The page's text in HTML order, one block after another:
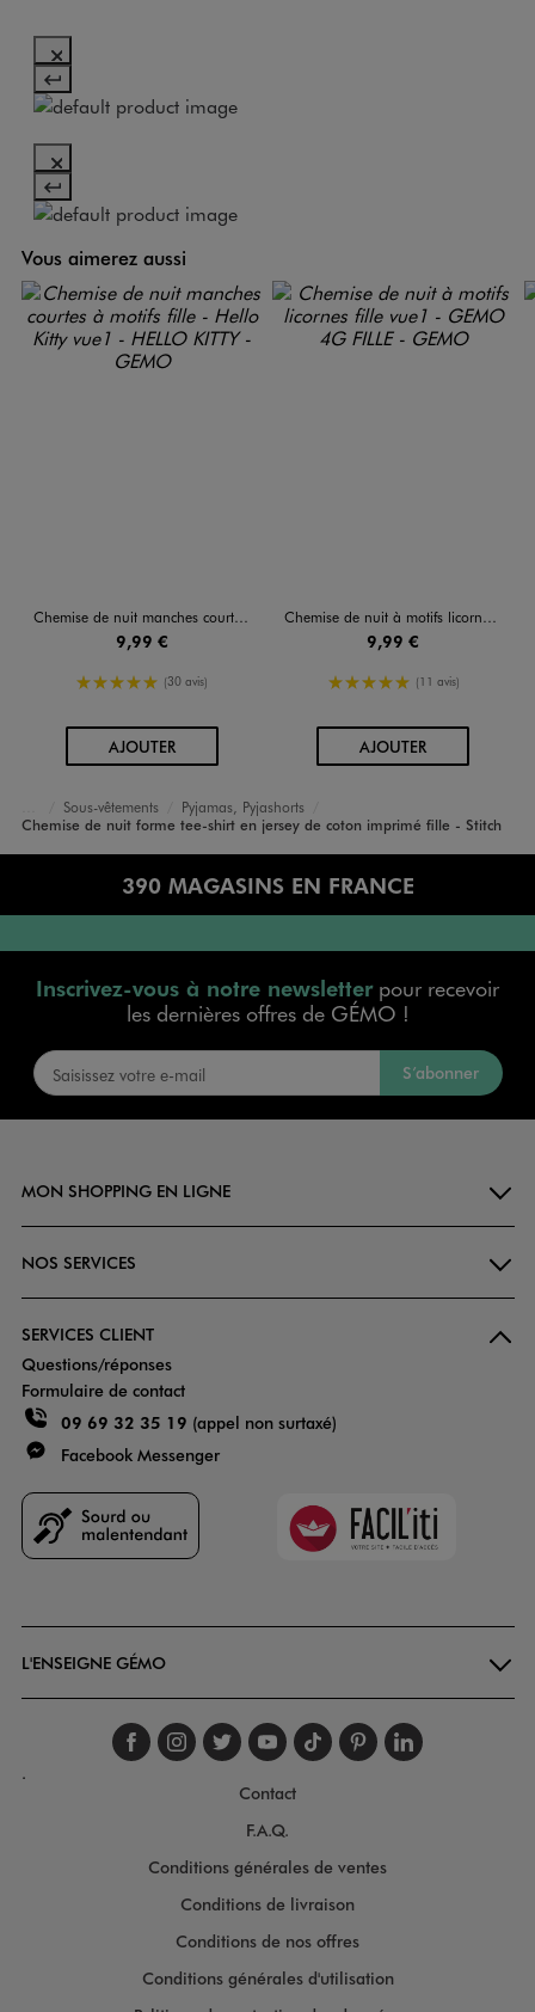
Vous aimerez aussi
Chemise de nuit manches courtes à motifs fille - Hello Kitty
9,99 €
5/5 de moyenne
(30 avis)
AJOUTERAU PANIER
Chemise de nuit à motifs licornes fille
9,99 €
5/5 de moyenne
(11 avis)
AJOUTERAU PANIER
Accueil
Fille
Sous-vêtements
Pyjamas, Pyjashorts
Chemise de nuit forme tee-shirt en jersey de coton imprimé fille - Stitch
390 MAGASINS EN FRANCE
Inscrivez-vous à notre newsletterpour recevoir
les dernières offres de GÉMO !
S’abonner
MON SHOPPING EN LIGNE
NOS SERVICES
SERVICES CLIENT
Questions/réponses
Formulaire de contact
09 69 32 35 19 (appel non surtaxé)
Facebook Messenger
Faciliti
L'ENSEIGNE GÉMO
Suivez-nous sur
Suivez-nous sur
Suivez-nous sur
Suivez-nous
Suivez-nous
Suivez-
.
Contact
F.A.Q.
Conditions générales de ventes
Conditions de livraison
Conditions de nos offres
Conditions générales d'utilisation